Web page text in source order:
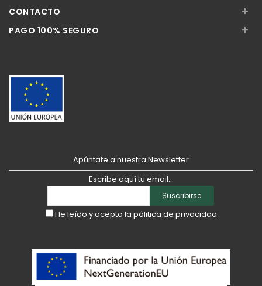
CONTACTO +
PAGO 100% SEGURO +
Apúntate a nuestra Newsletter
Escribe aquí tu email...
Suscribirse
He leído y acepto la pólitica de privacidad